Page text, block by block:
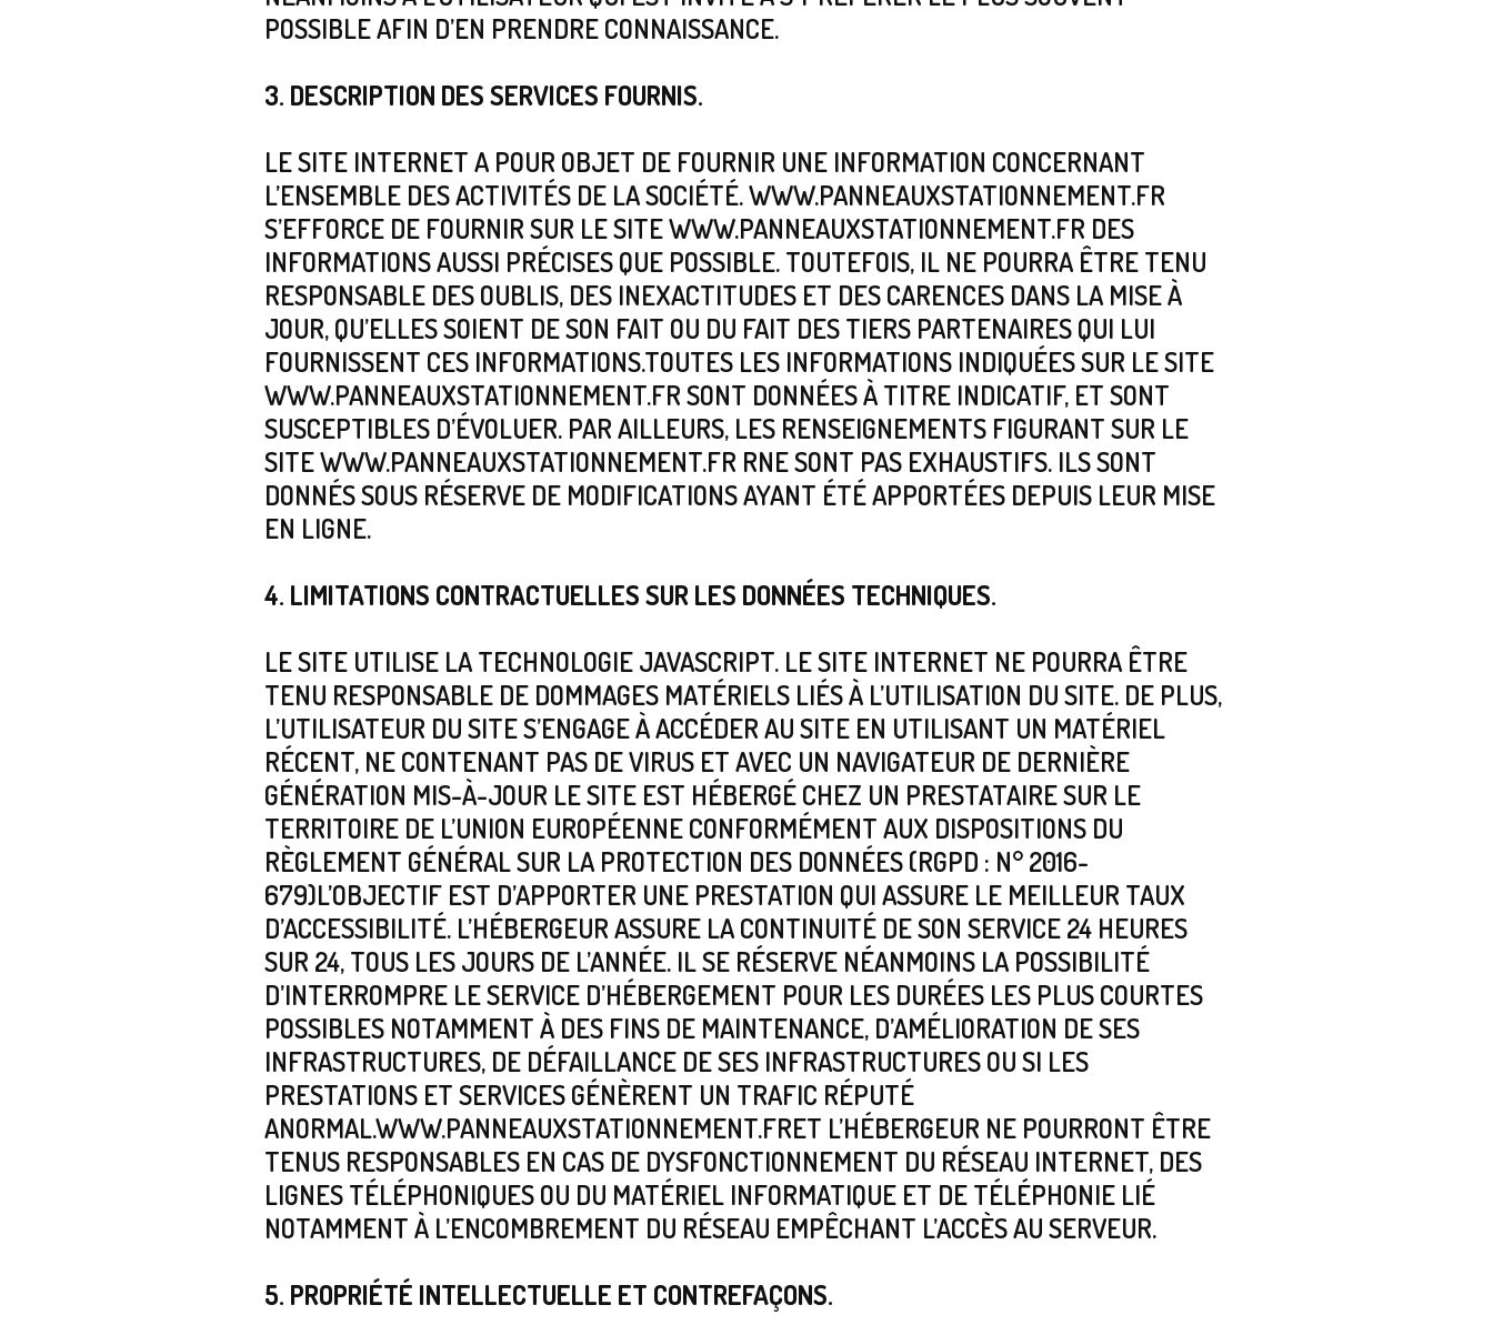
POSSIBLE AFIN D’EN PRENDRE CONNAISSANCE.
3. DESCRIPTION DES SERVICES FOURNIS.
LE SITE INTERNET A POUR OBJET DE FOURNIR UNE INFORMATION CONCERNANT
L’ENSEMBLE DES ACTIVITÉS DE LA SOCIÉTÉ. WWW.PANNEAUXSTATIONNEMENT.FR
S’EFFORCE DE FOURNIR SUR LE SITE WWW.PANNEAUXSTATIONNEMENT.FR DES
INFORMATIONS AUSSI PRÉCISES QUE POSSIBLE. TOUTEFOIS, IL NE POURRA ÊTRE TENU
RESPONSABLE DES OUBLIS, DES INEXACTITUDES ET DES CARENCES DANS LA MISE À
JOUR, QU’ELLES SOIENT DE SON FAIT OU DU FAIT DES TIERS PARTENAIRES QUI LUI
FOURNISSENT CES INFORMATIONS.TOUTES LES INFORMATIONS INDIQUÉES SUR LE SITE
WWW.PANNEAUXSTATIONNEMENT.FR SONT DONNÉES À TITRE INDICATIF, ET SONT
SUSCEPTIBLES D’ÉVOLUER. PAR AILLEURS, LES RENSEIGNEMENTS FIGURANT SUR LE
SITE WWW.PANNEAUXSTATIONNEMENT.FR RNE SONT PAS EXHAUSTIFS. ILS SONT
DONNÉS SOUS RÉSERVE DE MODIFICATIONS AYANT ÉTÉ APPORTÉES DEPUIS LEUR MISE
EN LIGNE.
4. LIMITATIONS CONTRACTUELLES SUR LES DONNÉES TECHNIQUES.
LE SITE UTILISE LA TECHNOLOGIE JAVASCRIPT. LE SITE INTERNET NE POURRA ÊTRE
TENU RESPONSABLE DE DOMMAGES MATÉRIELS LIÉS À L’UTILISATION DU SITE. DE PLUS,
L’UTILISATEUR DU SITE S’ENGAGE À ACCÉDER AU SITE EN UTILISANT UN MATÉRIEL
RÉCENT, NE CONTENANT PAS DE VIRUS ET AVEC UN NAVIGATEUR DE DERNIÈRE
GÉNÉRATION MIS-À-JOUR LE SITE EST HÉBERGÉ CHEZ UN PRESTATAIRE SUR LE
TERRITOIRE DE L’UNION EUROPÉENNE CONFORMÉMENT AUX DISPOSITIONS DU
RÈGLEMENT GÉNÉRAL SUR LA PROTECTION DES DONNÉES (RGPD : N° 2016-
679)L’OBJECTIF EST D’APPORTER UNE PRESTATION QUI ASSURE LE MEILLEUR TAUX
D’ACCESSIBILITÉ. L’HÉBERGEUR ASSURE LA CONTINUITÉ DE SON SERVICE 24 HEURES
SUR 24, TOUS LES JOURS DE L’ANNÉE. IL SE RÉSERVE NÉANMOINS LA POSSIBILITÉ
D’INTERROMPRE LE SERVICE D’HÉBERGEMENT POUR LES DURÉES LES PLUS COURTES
POSSIBLES NOTAMMENT À DES FINS DE MAINTENANCE, D’AMÉLIORATION DE SES
INFRASTRUCTURES, DE DÉFAILLANCE DE SES INFRASTRUCTURES OU SI LES
PRESTATIONS ET SERVICES GÉNÈRENT UN TRAFIC RÉPUTÉ
ANORMAL.WWW.PANNEAUXSTATIONNEMENT.FRET L’HÉBERGEUR NE POURRONT ÊTRE
TENUS RESPONSABLES EN CAS DE DYSFONCTIONNEMENT DU RÉSEAU INTERNET, DES
LIGNES TÉLÉPHONIQUES OU DU MATÉRIEL INFORMATIQUE ET DE TÉLÉPHONIE LIÉ
NOTAMMENT À L’ENCOMBREMENT DU RÉSEAU EMPÊCHANT L’ACCÈS AU SERVEUR.
5. PROPRIÉTÉ INTELLECTUELLE ET CONTREFAÇONS.